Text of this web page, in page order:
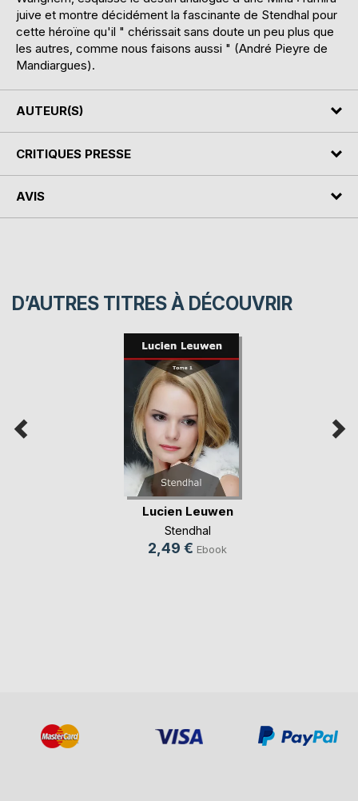
juive et montre décidément la fascinante de Stendhal pour
cette héroïne qu'il " chérissait sans doute un peu plus que
les autres, comme nous faisons aussi " (André Pieyre de
Mandiargues).
AUTEUR(S)
CRITIQUES PRESSE
AVIS
D’AUTRES TITRES À DÉCOUVRIR
Lucien Leuwen
Stendhal
2,49 € Ebook